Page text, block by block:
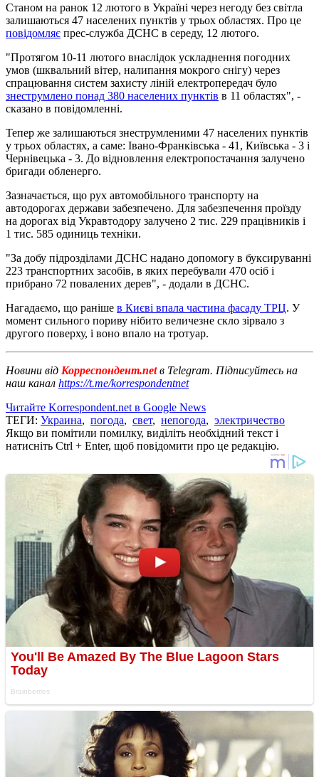
Станом на ранок 12 лютого в Україні через негоду без світла
залишаються 47 населених пунктів у трьох областях. Про це
повідомляє прес-служба ДСНС в середу, 12 лютого.
"Протягом 10-11 лютого внаслідок ускладнення погодних
умов (шквальний вітер, налипання мокрого снігу) через
спрацювання систем захисту ліній електропередач було
знеструмлено понад 380 населених пунктів в 11 областях", -
сказано в повідомленні.
Тепер же залишаються знеструмленими 47 населених пунктів
у трьох областях, а саме: Івано-Франківська - 41, Київська - 3 і
Чернівецька - 3. До відновлення електропостачання залучено
бригади обленерго.
Зазначається, що рух автомобільного транспорту на
автодорогах держави забезпечено. Для забезпечення проїзду
на дорогах від Укравтодору залучено 2 тис. 229 працівників і
1 тис. 585 одиниць техніки.
"За добу підрозділами ДСНС надано допомогу в буксируванні
223 транспортних засобів, в яких перебували 470 осіб і
прибрано 72 повалених дерев", - додали в ДСНС.
Нагадаємо, що раніше в Києві впала частина фасаду ТРЦ. У
момент сильного пориву нібито величезне скло зірвало з
другого поверху, і воно впало на тротуар.
Новини від Корреспондент.netв Telegram. Підписуйтесь на
наш канал https://t.me/korrespondentnet
Читайте Korrespondent.net в Google News
ТЕГИ: Украина, погода, свет, непогода, электричество
Якщо ви помітили помилку, виділіть необхідний текст і
натисніть Ctrl + Enter, щоб повідомити про це редакцію.